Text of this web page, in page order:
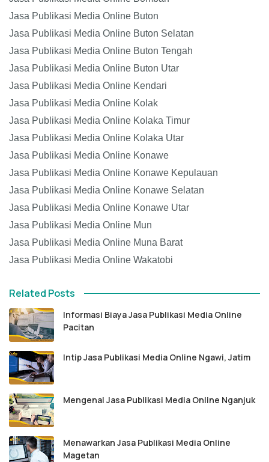
Jasa Publikasi Media Online Buton
Jasa Publikasi Media Online Buton Selatan
Jasa Publikasi Media Online Buton Tengah
Jasa Publikasi Media Online Buton Utar
Jasa Publikasi Media Online Kendari
Jasa Publikasi Media Online Kolak
Jasa Publikasi Media Online Kolaka Timur
Jasa Publikasi Media Online Kolaka Utar
Jasa Publikasi Media Online Konawe
Jasa Publikasi Media Online Konawe Kepulauan
Jasa Publikasi Media Online Konawe Selatan
Jasa Publikasi Media Online Konawe Utar
Jasa Publikasi Media Online Mun
Jasa Publikasi Media Online Muna Barat
Jasa Publikasi Media Online Wakatobi
Related Posts
Informasi Biaya Jasa Publikasi Media Online
Pacitan
Intip Jasa Publikasi Media Online Ngawi, Jatim
Mengenal Jasa Publikasi Media Online Nganjuk
Menawarkan Jasa Publikasi Media Online
Magetan